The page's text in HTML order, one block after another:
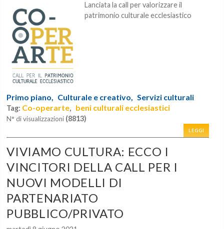
Lanciata la call per valorizzare il
patrimonio culturale ecclesiastico
Primo piano, Culturale e creativo, Servizi culturali
Tag: Co-operarte, beni culturali ecclesiastici
N° di visualizzazioni (8813)
LEGGI
VIVIAMO CULTURA: ECCO I
VINCITORI DELLA CALL PER I
NUOVI MODELLI DI
PARTENARIATO
PUBBLICO/PRIVATO